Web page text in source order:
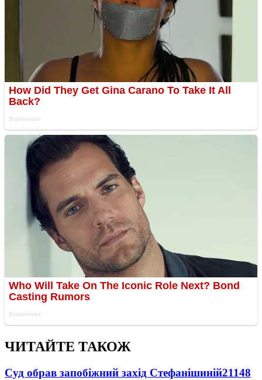
ЧИТАЙТЕ ТАКОЖ
Суд обрав запобіжний захід Стефанішиній21148